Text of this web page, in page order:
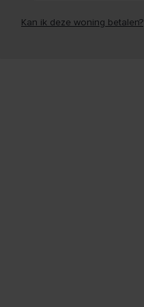
Kan ik deze woning betalen?